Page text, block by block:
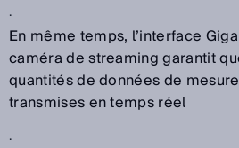
.
En même temps, l’interface
caméra de streaming garantit
quantités de données de
transmises en temps réel
.